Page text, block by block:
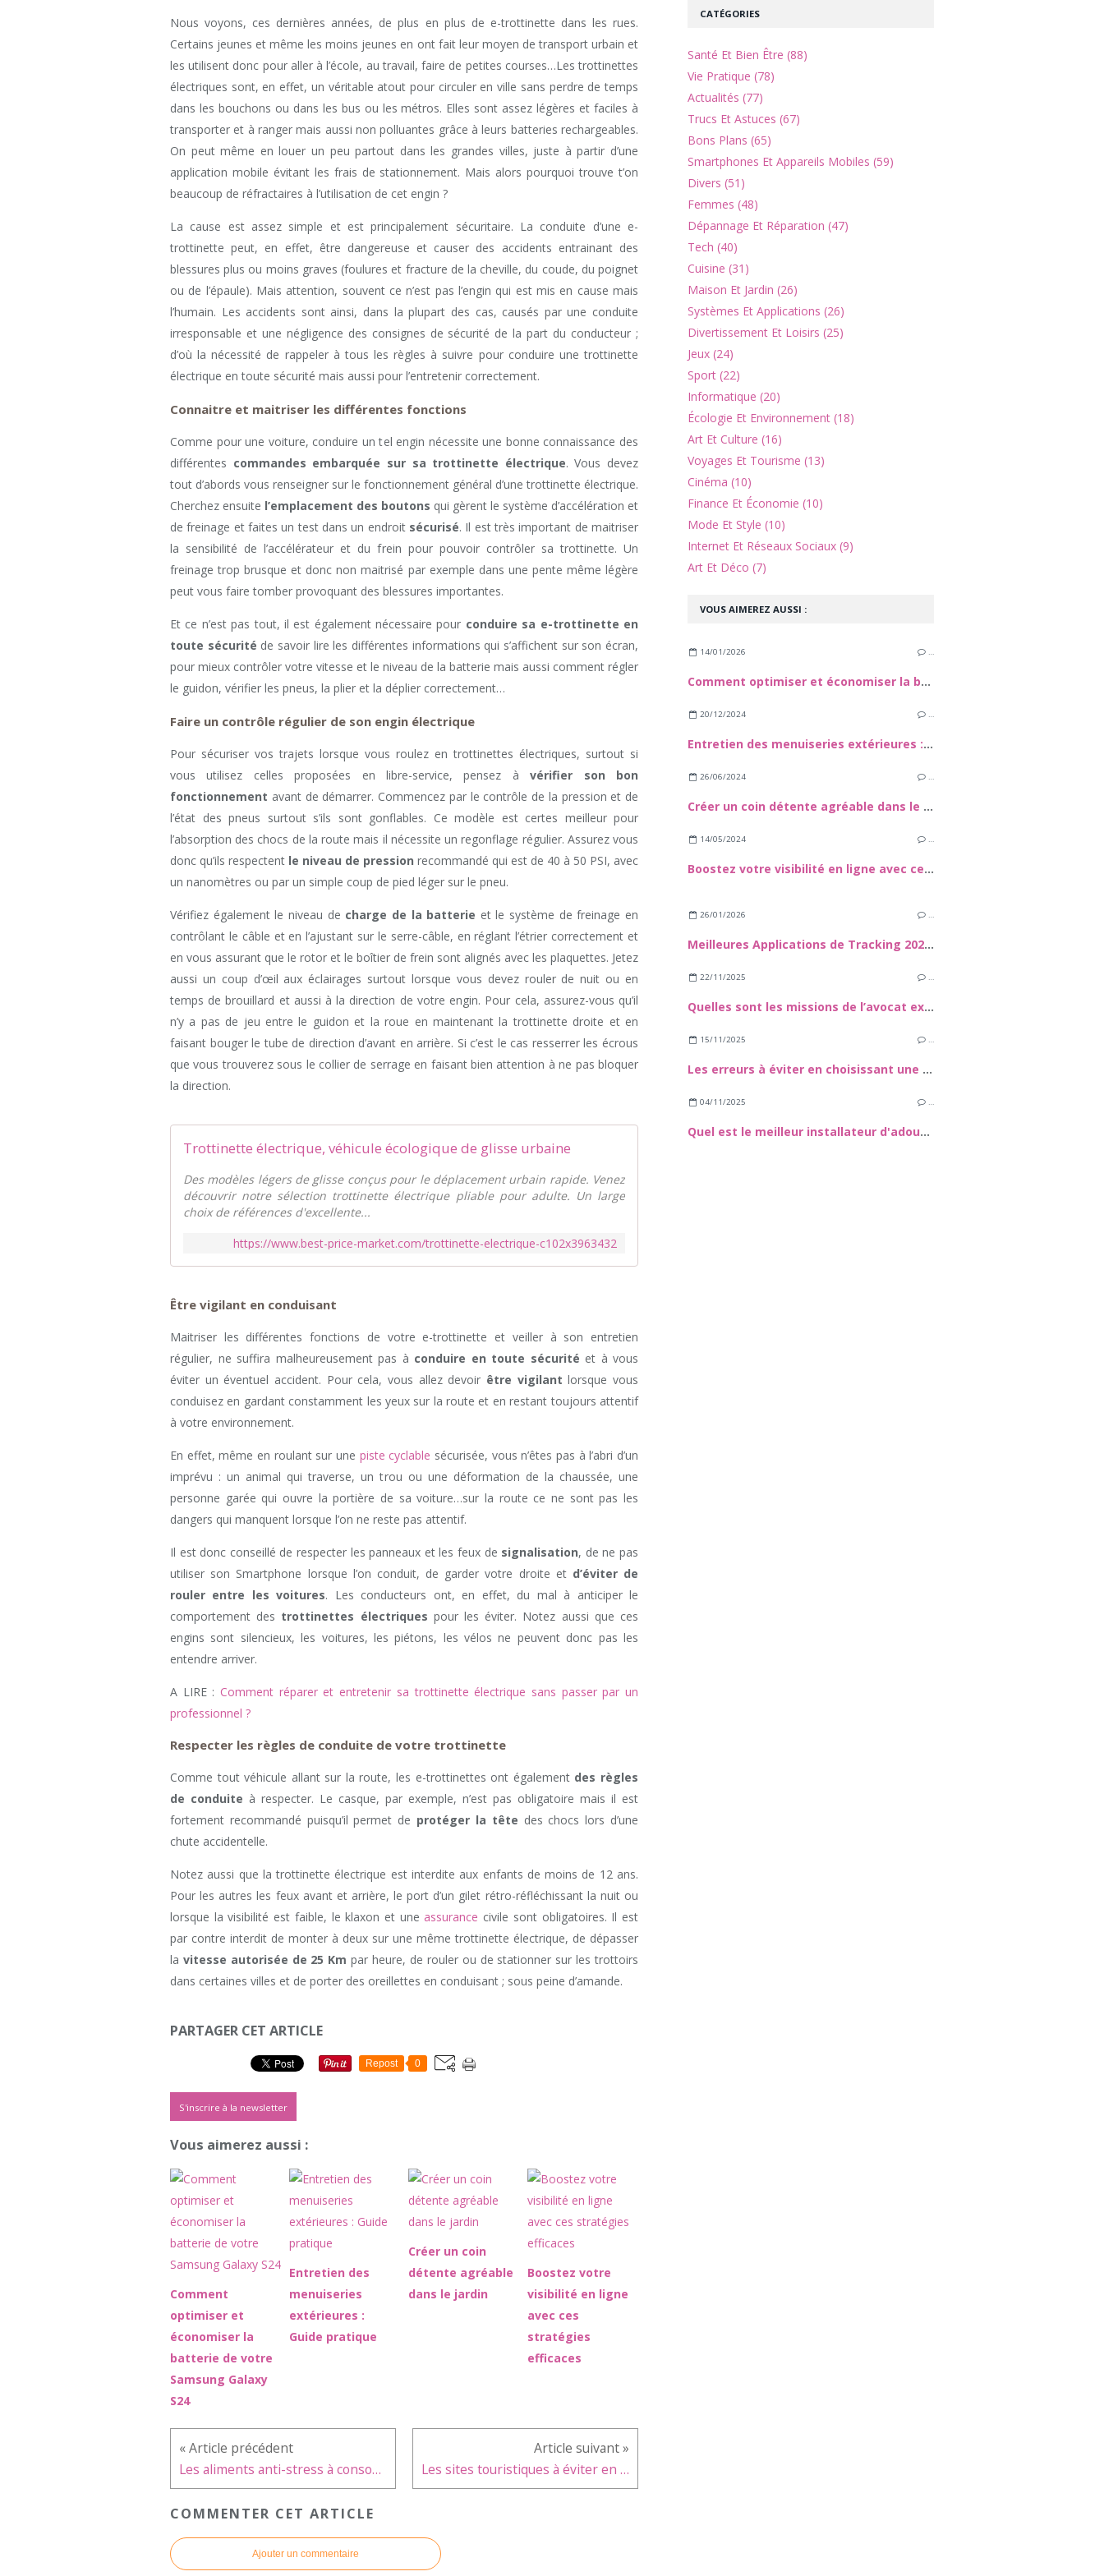
Nous voyons, ces dernières années, de plus en plus de e-trottinette dans les rues.
Certains jeunes et même les moins jeunes en ont fait leur moyen de transport urbain et
les utilisent donc pour aller à l’école, au travail, faire de petites courses…Les trottinettes
électriques sont, en effet, un véritable atout pour circuler en ville sans perdre de temps
dans les bouchons ou dans les bus ou les métros. Elles sont assez légères et faciles à
transporter et à ranger mais aussi non polluantes grâce à leurs batteries rechargeables.
On peut même en louer un peu partout dans les grandes villes, juste à partir d’une
application mobile évitant les frais de stationnement. Mais alors pourquoi trouve t’on
beaucoup de réfractaires à l’utilisation de cet engin ?
La cause est assez simple et est principalement sécuritaire. La conduite d’une e-
trottinette peut, en effet, être dangereuse et causer des accidents entrainant des
blessures plus ou moins graves (foulures et fracture de la cheville, du coude, du poignet
ou de l’épaule). Mais attention, souvent ce n’est pas l’engin qui est mis en cause mais
l’humain. Les accidents sont ainsi, dans la plupart des cas, causés par une conduite
irresponsable et une négligence des consignes de sécurité de la part du conducteur ;
d’où la nécessité de rappeler à tous les règles à suivre pour conduire une trottinette
électrique en toute sécurité mais aussi pour l’entretenir correctement.
Connaitre et maitriser les différentes fonctions
Comme pour une voiture, conduire un tel engin nécessite une bonne connaissance des
différentes commandes embarquée sur sa trottinette électrique. Vous devez
tout d’abords vous renseigner sur le fonctionnement général d’une trottinette électrique.
Cherchez ensuite l’emplacement des boutons qui gèrent le système d’accélération et
de freinage et faites un test dans un endroit sécurisé. Il est très important de maitriser
la sensibilité de l’accélérateur et du frein pour pouvoir contrôler sa trottinette. Un
freinage trop brusque et donc non maitrisé par exemple dans une pente même légère
peut vous faire tomber provoquant des blessures importantes.
Et ce n’est pas tout, il est également nécessaire pour conduire sa e-trottinette en
toute sécurité de savoir lire les différentes informations qui s’affichent sur son écran,
pour mieux contrôler votre vitesse et le niveau de la batterie mais aussi comment régler
le guidon, vérifier les pneus, la plier et la déplier correctement…
Faire un contrôle régulier de son engin électrique
Pour sécuriser vos trajets lorsque vous roulez en trottinettes électriques, surtout si
vous utilisez celles proposées en libre-service, pensez àvérifier son bon
fonctionnement avant de démarrer. Commencez par le contrôle de la pression et de
l’état des pneus surtout s’ils sont gonflables. Ce modèle est certes meilleur pour
l’absorption des chocs de la route mais il nécessite un regonflage régulier. Assurez vous
donc qu’ils respectent le niveau de pression recommandé qui est de 40 à 50 PSI, avec
un nanomètres ou par un simple coup de pied léger sur le pneu.
Vérifiez également le niveau de charge de la batterie et le système de freinage en
contrôlant le câble et en l’ajustant sur le serre-câble, en réglant l’étrier correctement et
en vous assurant que le rotor et le boîtier de frein sont alignés avec les plaquettes. Jetez
aussi un coup d’œil aux éclairages surtout lorsque vous devez rouler de nuit ou en
temps de brouillard et aussi à la direction de votre engin. Pour cela, assurez-vous qu’il
n’y a pas de jeu entre le guidon et la roue en maintenant la trottinette droite et en
faisant bouger le tube de direction d’avant en arrière. Si c’est le cas resserrer les écrous
que vous trouverez sous le collier de serrage en faisant bien attention à ne pas bloquer
la direction.
Trottinette électrique, véhicule écologique de glisse urbaine
Des modèles légers de glisse conçus pour le déplacement urbain rapide. Venez
découvrir notre sélection trottinette électrique pliable pour adulte. Un large
choix de références d'excellente...
https://www.best-price-market.com/trottinette-electrique-c102x3963432
Être vigilant en conduisant
Maitriser les différentes fonctions de votre e-trottinette et veiller à son entretien
régulier, ne suffira malheureusement pas à conduire en toute sécurité et à vous
éviter un éventuel accident. Pour cela, vous allez devoir être vigilant lorsque vous
conduisez en gardant constamment les yeux sur la route et en restant toujours attentif
à votre environnement.
En effet, même en roulant sur une piste cyclable sécurisée, vous n’êtes pas à l’abri d’un
imprévu : un animal qui traverse, un trou ou une déformation de la chaussée, une
personne garée qui ouvre la portière de sa voiture…sur la route ce ne sont pas les
dangers qui manquent lorsque l’on ne reste pas attentif.
Il est donc conseillé de respecter les panneaux et les feux de signalisation, de ne pas
utiliser son Smartphone lorsque l’on conduit, de garder votre droite et d’éviter de
rouler entre les voitures. Les conducteurs ont, en effet, du mal à anticiper le
comportement des trottinettes électriques pour les éviter. Notez aussi que ces
engins sont silencieux, les voitures, les piétons, les vélos ne peuvent donc pas les
entendre arriver.
A LIRE : Comment réparer et entretenir sa trottinette électrique sans passer par un
professionnel ?
Respecter les règles de conduite de votre trottinette
Comme tout véhicule allant sur la route, les e-trottinettes ont également des règles
de conduite à respecter. Le casque, par exemple, n’est pas obligatoire mais il est
fortement recommandé puisqu’il permet de protéger la tête des chocs lors d’une
chute accidentelle.
Notez aussi que la trottinette électrique est interdite aux enfants de moins de 12 ans.
Pour les autres les feux avant et arrière, le port d’un gilet rétro-réfléchissant la nuit ou
lorsque la visibilité est faible, le klaxon et une assurance civile sont obligatoires. Il est
par contre interdit de monter à deux sur une même trottinette électrique, de dépasser
la vitesse autorisée de 25 Km par heure, de rouler ou de stationner sur les trottoirs
dans certaines villes et de porter des oreillettes en conduisant ; sous peine d’amande.
PARTAGER CET ARTICLE
Repost 0
S'inscrire à la newsletter
Vous aimerez aussi :
Comment
optimiser et
économiser la
batterie de votre
Samsung Galaxy
S24
Entretien des
menuiseries
extérieures :
Guide pratique
Créer un coin
détente agréable
dans le jardin
Boostez votre
visibilité en ligne
avec ces
stratégies
efficaces
Les aliments anti-stress à consommer sans modération Les sites touristiques à éviter en 2023
COMMENTER CET ARTICLE
Ajouter un commentaire
VOUS AIMEREZ AUSSI :
14/01/2026 …
Comment optimiser et économiser la batterie de votre Samsung Galaxy S24
20/12/2024 …
Entretien des menuiseries extérieures : Guide pratique
26/06/2024 …
Créer un coin détente agréable dans le jardin
14/05/2024 …
Boostez votre visibilité en ligne avec ces stratégies efficaces
26/01/2026 …
Meilleures Applications de Tracking 2026 : Comment sécuuriser vos proches et vos appareils
22/11/2025 …
Quelles sont les missions de l’avocat expert en droit de la construction et dans le domaine des travaux de rénovation énergétique ?
15/11/2025 …
Les erreurs à éviter en choisissant une assurance
04/11/2025 …
Quel est le meilleur installateur d'adoucisseur d'eau dans le 72 ?
CATÉGORIES
Santé Et Bien Être (88)
Vie Pratique (78)
Actualités (77)
Trucs Et Astuces (67)
Bons Plans (65)
Smartphones Et Appareils Mobiles (59)
Divers (51)
Femmes (48)
Dépannage Et Réparation (47)
Tech (40)
Cuisine (31)
Maison Et Jardin (26)
Systèmes Et Applications (26)
Divertissement Et Loisirs (25)
Jeux (24)
Sport (22)
Informatique (20)
Écologie Et Environnement (18)
Art Et Culture (16)
Voyages Et Tourisme (13)
Cinéma (10)
Finance Et Économie (10)
Mode Et Style (10)
Internet Et Réseaux Sociaux (9)
Art Et Déco (7)